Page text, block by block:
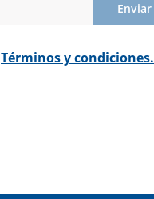
Enviar
Términos y condiciones.